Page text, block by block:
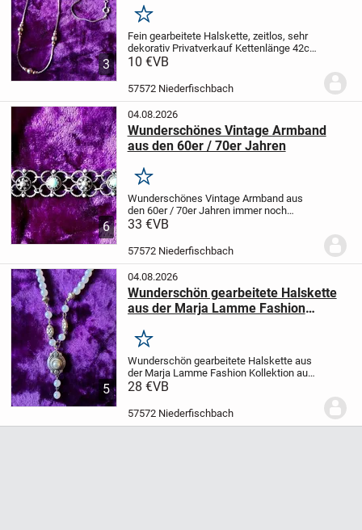
3
Merken
Fein gearbeitete Halskette, zeitlos, sehr
dekorativ Privatverkauf Kettenlänge 42cm
Material Edelstahl?
ungewöhnlich gearbeitet
10 €VB
57572 Niederfischbach
6
04.08.2026
Wunderschönes Vintage Armband
aus den 60er / 70er Jahren
Merken
Wunderschönes Vintage Armband aus
den 60er / 70er Jahren immer noch
aktuell mit den floral gearbeiteten
ungewöhnliche, aufwändige Arbeit
33 €VB
57572 Niederfischbach
5
04.08.2026
Wunderschön gearbeitete Halskette
aus der Marja Lamme Fashion
Merken
Wunderschön gearbeitete Halskette aus
der Marja Lamme Fashion Kollektion aus
Perlen und sehr schönen angearbeiteten
Dirndl, Kleid oder Pullover....verleihen Sie...
28 €VB
57572 Niederfischbach